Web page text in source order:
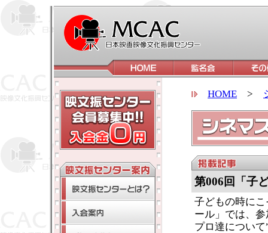
HOME >
第006回「子
子どもの時に
ール」では、
プロ達につい